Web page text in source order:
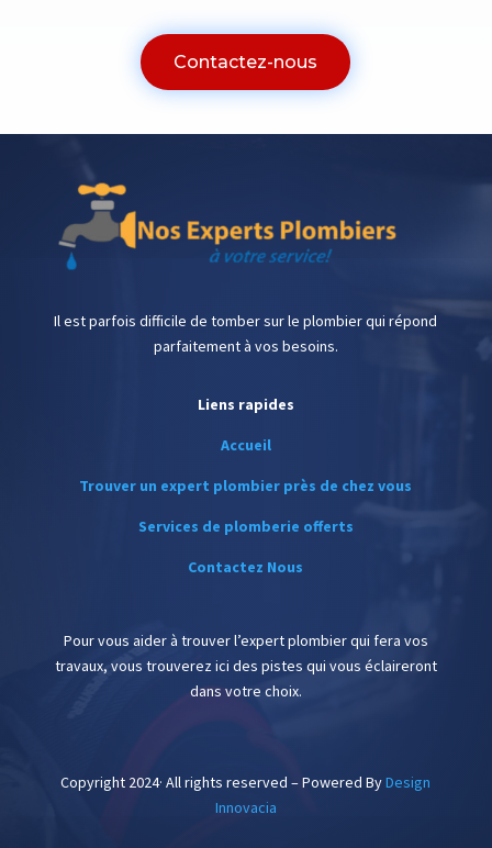
Contactez-nous
Il est parfois difficile de tomber sur le plombier qui répond
parfaitement à vos besoins.
Liens rapides
Accueil
Trouver un expert plombier près de chez vous
Services de plomberie offerts
Contactez Nous
Pour vous aider à trouver l’expert plombier qui fera vos
travaux, vous trouverez ici des pistes qui vous éclaireront
dans votre choix.
Copyright 2024· All rights reserved – Powered ByDesign
Innovacia